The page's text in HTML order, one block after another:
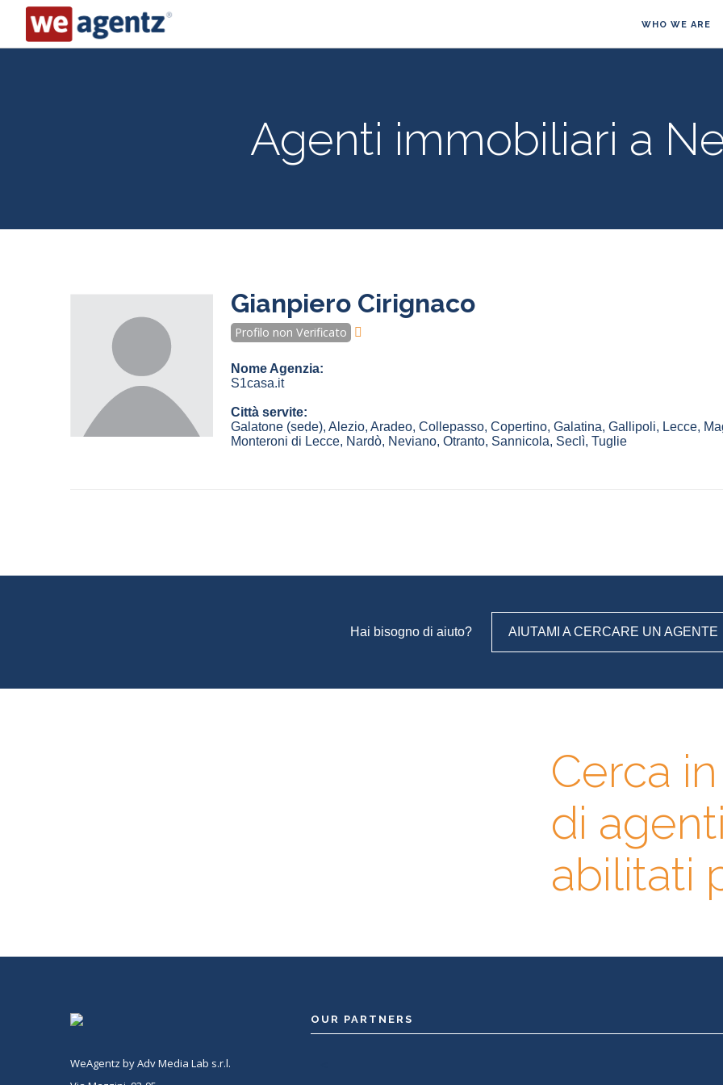
WHO WE ARE
Agenti immobiliari a
Gianpiero Cirignaco
Profilo non Verificato
Nome Agenzia:
S1casa.it
Città servite:
Galatone (sede), Alezio, Aradeo, Collepasso, Copertino, Galatina, Gallipoli, Lecce,
Monteroni di Lecce, Nardò, Neviano, Otranto, Sannicola, Seclì, Tuglie
Hai bisogno di aiuto? AIUTAMI A CERCARE UN AGENTE
Cerca
di
abilitati
WeAgentz by Adv Media Lab s.r.l.
OUR PARTNERS